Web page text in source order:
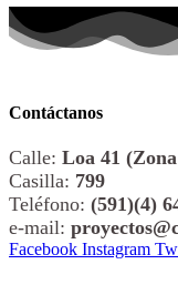
Contáctanos
Calle: Loa 41
Casilla: 799
Teléfono: (591)(4)
e-mail:
Facebook Instagram